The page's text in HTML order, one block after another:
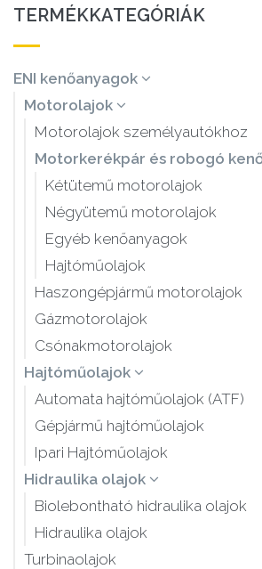
TERMÉKKATEGÓRIÁK
ENI kenőanyagok
Motorolajok
Motorolajok személyautókhoz
Motorkerékpár és robogó
Kétütemű motorolajok
Négyütemű motorolajok
Egyéb kenőanyagok
Hajtóműolajok
Haszongépjármű motorolajok
Gázmotorolajok
Csónakmotorolajok
Hajtóműolajok
Automata hajtóműolajok (ATF)
Gépjármű hajtóműolajok
Ipari Hajtóműolajok
Hidraulika olajok
Biolebontható hidraulika olajok
Hidraulika olajok
Turbinaolajok